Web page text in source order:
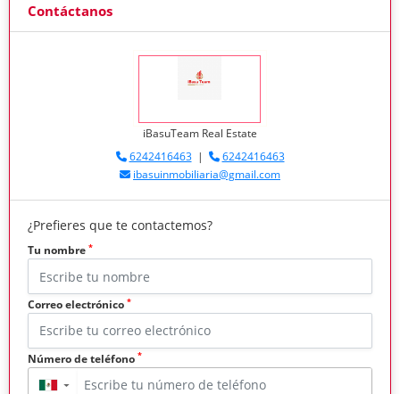
Contáctanos
iBasuTeam Real Estate
6242416463|
6242416463
ibasuinmobiliaria@gmail.com
¿Prefieres que te contactemos?
Tu nombre *
Correo electrónico *
Número de teléfono *
▼